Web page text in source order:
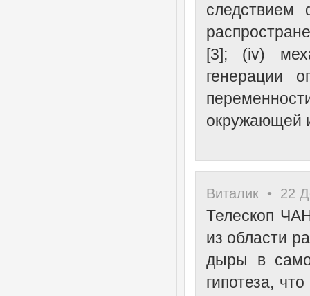
следствием
[3]; (iv)
генерации
окружающей
Виталик • 22
Телескоп
из области
дыры в
гипотеза,